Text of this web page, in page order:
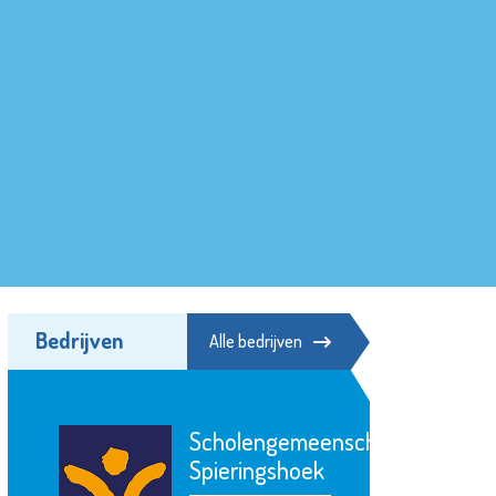
Bedrijven Alle bedrijven
Scholengemeenschap
Spieringshoek